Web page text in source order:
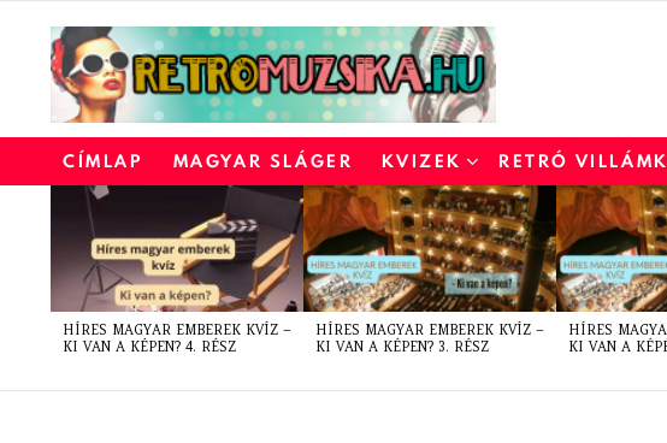
CÍMLAP MAGYAR SLÁGER KVIZEK RETRÓ
LATEST
STORIES
HÍRES MAGYAR EMBEREK KVÍZ –
KI VAN A KÉPEN? 4. RÉSZ
HÍRES MAGYAR EMBEREK KVÍZ –
KI VAN A KÉPEN? 3. RÉSZ
HÍRES
KI VAN A